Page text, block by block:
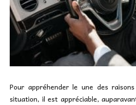
Pour appréhender le une des
situation, il est appréciable,